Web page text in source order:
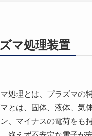
マ処理装置
処理とは、プラズマの
とは、固体、液体、気
、マイナスの電荷をも